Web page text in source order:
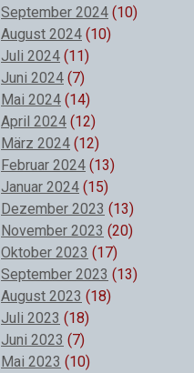
September 2024 (10)
August 2024 (10)
Juli 2024 (11)
Juni 2024 (7)
Mai 2024 (14)
April 2024 (12)
März 2024 (12)
Februar 2024 (13)
Januar 2024 (15)
Dezember 2023 (13)
November 2023 (20)
Oktober 2023 (17)
September 2023 (13)
August 2023 (18)
Juli 2023 (18)
Juni 2023 (7)
Mai 2023 (10)